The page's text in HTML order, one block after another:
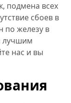
подмена всех
сбоев в
по железу в
лучшим
нас и вы